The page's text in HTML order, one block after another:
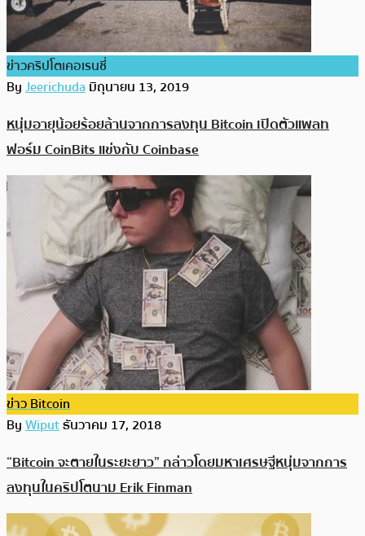
ข่าวคริปโตเคอเรนซี่
ByJeerichudaมิถุนายน 13, 2019
หนุ่มอายุน้อยร้อยล้านจากการลงทุน Bitcoin เปิดตัวแพลท
ฟอร์ม CoinBits แข่งกับ Coinbase
ข่าว Bitcoin
ByWiputธันวาคม 17, 2018
“Bitcoin จะตายในระยะยาว” กล่าวโดยมหาเศรษฐีหนุ่มจากการ
ลงทุนในคริปโตนาม Erik Finman